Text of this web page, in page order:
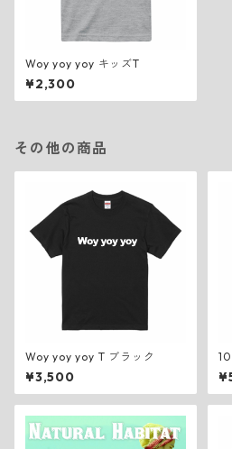
Woy yoy yoy キッズT
¥2,300
その他の商品
Woy yoy yoy T ブラック
¥3,500
ー